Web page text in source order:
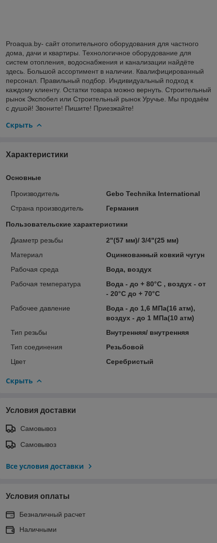
Proaqua.by- сайт отопительного оборудования для частного
дома, дачи и квартиры. Технологичное оборудование для
систем отопления, водоснабжения и канализации найдёте
здесь. Большой ассортимент в наличии. Квалифицированный
персонал. Правильный подбор. Индивидуальный подход к
каждому клиенту. Остатки товара можно вернуть. Строительный
рынок Экспобел или Строительный рынок Уручье. Мы продаём
с душой! Звоните! Пишите! Приезжайте!
Скрыть
Характеристики
Основные
Производитель
Gebo Technika International
Страна производитель
Германия
Пользовательские характеристики
Диаметр резьбы
2"(57 мм)/ 3/4"(25 мм)
Материал
Оцинкованный ковкий чугун
Рабочая среда
Вода, воздух
Рабочая температура
Вода - до + 80°C , воздух - от
- 20°C дo + 70°C
Рабочее давление
Вода - до 1,6 МПа(16 атм),
воздух - до 1 МПа(10 атм)
Тип резьбы
Внутренняя/ внутренняя
Тип соединения
Резьбовой
Цвет
Серебристый
Скрыть
Условия доставки
Самовывоз
Самовывоз
Все условия доставки
Условия оплаты
Безналичный расчет
Наличными